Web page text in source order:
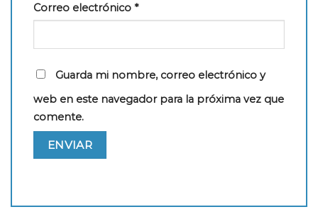
Correo electrónico *
Guarda mi nombre, correo electrónico y
web en este navegador para la próxima vez que
comente.